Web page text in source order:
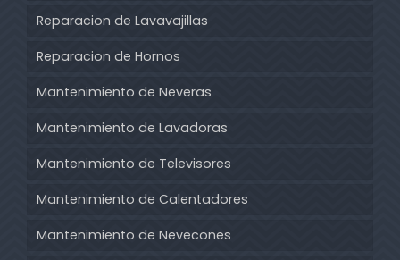
Reparacion de Lavavajillas
Reparacion de Hornos
Mantenimiento de Neveras
Mantenimiento de Lavadoras
Mantenimiento de Televisores
Mantenimiento de Calentadores
Mantenimiento de Nevecones